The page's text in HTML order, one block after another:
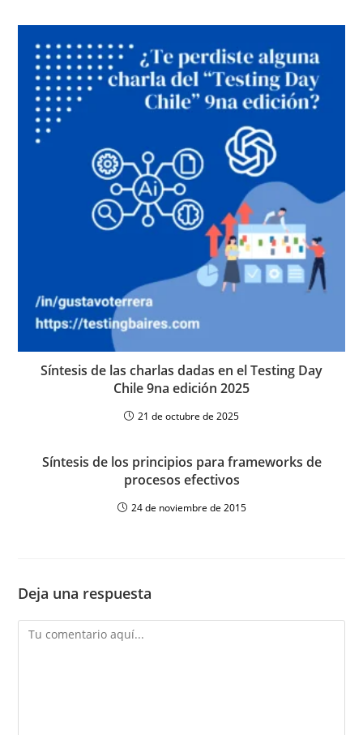
Síntesis de las charlas dadas en el Testing Day
Chile 9na edición 2025
21 de octubre de 2025
Síntesis de los principios para frameworks de
procesos efectivos
24 de noviembre de 2015
Deja una respuesta